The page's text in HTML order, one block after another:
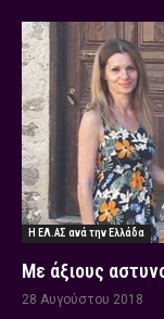
Η ΕΛ.ΑΣ ανά την Ελλάδα
Με άξιους
28 Αυγούστου 2018